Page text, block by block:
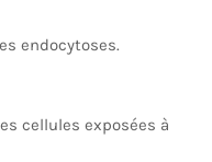
endocytoses.
cellules exposées à